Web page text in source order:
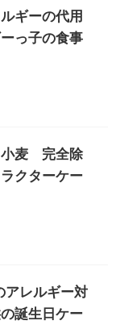
ギーの代用
っ子の食事
小麦 完全除
クターケー
アレルギー対
誕生日ケー